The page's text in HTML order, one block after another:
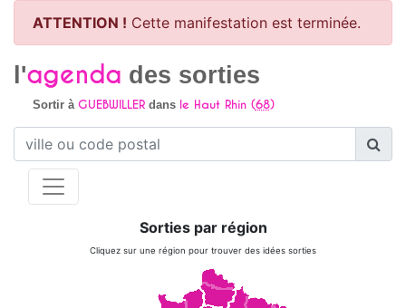
ATTENTION ! Cette manifestation est terminée.
l'agenda des sorties
Sortir à GUEBWILLERdans le Haut Rhin (68)
Sorties par région
Cliquez sur une région pour trouver des idées sorties